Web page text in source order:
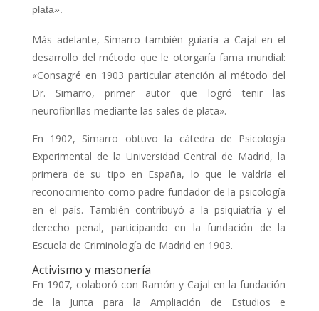
plata».
Más adelante, Simarro también guiaría a Cajal en el
desarrollo del método que le otorgaría fama mundial:
«Consagré en 1903 particular atención al método del
Dr. Simarro, primer autor que logró teñir las
neurofibrillas mediante las sales de plata».
En 1902, Simarro obtuvo la cátedra de Psicología
Experimental de la Universidad Central de Madrid, la
primera de su tipo en España, lo que le valdría el
reconocimiento como padre fundador de la psicología
en el país. También contribuyó a la psiquiatría y el
derecho penal, participando en la fundación de la
Escuela de Criminología de Madrid en 1903.
Activismo y masonería
En 1907, colaboró con Ramón y Cajal en la fundación
de la Junta para la Ampliación de Estudios e